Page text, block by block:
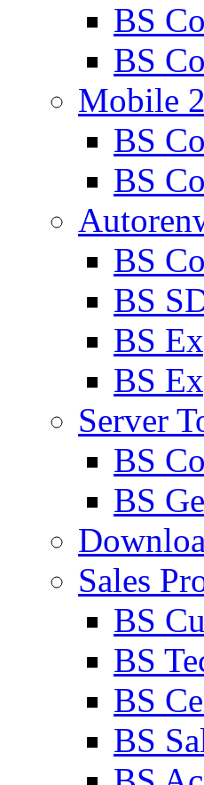
BS
BS
Mobile
BS
BS
BS
BS
BS
BS
Server
BS
BS
Sales
BS
BS
BS
BS